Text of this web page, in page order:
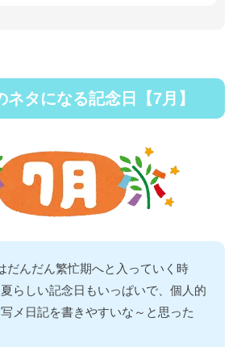
ネタになる記念日【7月】
だんだん繁忙期へと入っていく時
らしい記念日もいっぱいで、個人的
メ日記を書きやすいな～と思った